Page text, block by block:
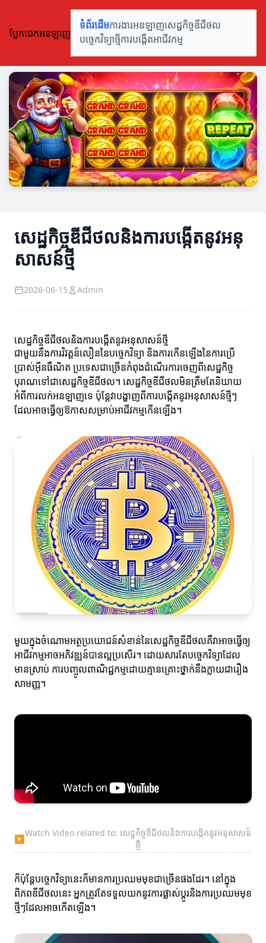
ប្លែកជេកអនឡាញ
ទំព័រដើមការងារអនឡាញសេដ្ឋកិច្ចឌីជីថល
បច្ចេកវិទ្យាថ្មីការបង្កើតអាជីវកម្ម
សេដ្ឋកិច្ចឌីជីថលនិងការបង្កើតនូវអនុ
សាសន៍ថ្មី
2026-06-15 Admin
សេដ្ឋកិច្ចឌីជីថលនិងការបង្កើតនូវអនុសាសន៍ថ្មី
ជាមួយនឹងការវិវត្តន៍លឿននៃបច្ចេកវិទ្យា និងការកើនឡើងនៃការប្រើ
ប្រាស់អ៊ីនធឺណិត ប្រទេសជាច្រើនកំពុងដំណើរការចេញពីសេដ្ឋកិច្ច
បុរាណទៅជាសេដ្ឋកិច្ចឌីជីថល។ សេដ្ឋកិច្ចឌីជីថលមិនត្រឹមតែនិយាយ
អំពីការលក់អនឡាញទេ ប៉ុន្តែវាបង្ហាញពីការបង្កើតនូវអនុសាសន៍ថ្មីៗ
ដែលអាចធ្វើឲ្យឱកាសសម្រាប់អាជីវកម្មកើនឡើង។
មួយក្នុងចំណោមអត្ថប្រយោជន៍សំខាន់នៃសេដ្ឋកិច្ចឌីជីថលគឺវាអាចធ្វើឲ្យ
អាជីវកម្មអាចអភិវឌ្ឍន៍បានល្អប្រសើរ។ ដោយសារតែបច្ចេកវិទ្យាដែល
មានស្រាប់ ការបញ្ចូលពាណិជ្ជកម្មដោយគ្មានគ្រោះថ្នាក់នឹងក្លាយជារឿង
សាមញ្ញ។
▶
Watch Video related to: សេដ្ឋកិច្ចឌីជីថលនិងការបង្កើតនូវអនុសាសន៍
ថ្មី
ក៏ប៉ុន្តែបច្ចេកវិទ្យានេះក៏មានការប្រឈមមុខជាច្រើនផងដែរ។ នៅក្នុង
ពិភពឌីជីថលនេះ អ្នកត្រូវតែទទួលយកនូវការផ្លាស់ប្តូរនិងការប្រឈមមុខ
ថ្មីៗដែលអាចកើតឡើង។